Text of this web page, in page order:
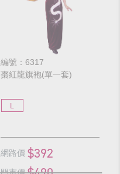
編號：6317
棗紅龍旗袍(單一套)
L
網路價 $392